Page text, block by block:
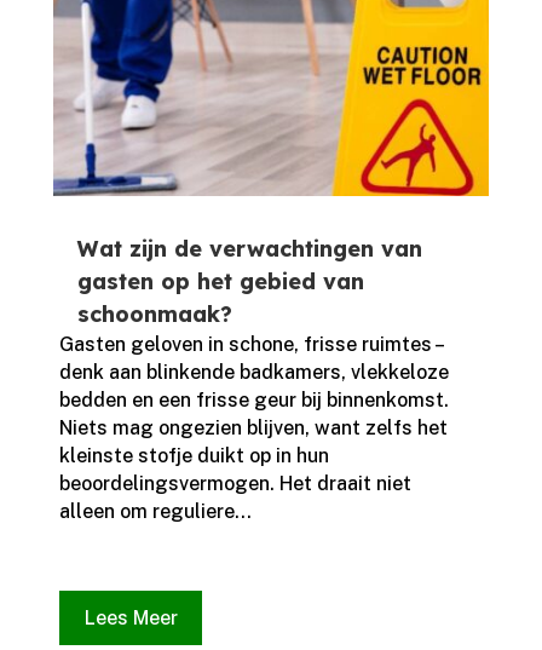
Wat zijn de verwachtingen van
gasten op het gebied van
schoonmaak?
Gasten geloven in schone, frisse ruimtes –
denk aan blinkende badkamers, vlekkeloze
bedden en een frisse geur bij binnenkomst.​
Niets mag ongezien blijven, want zelfs het
kleinste stofje duikt op in hun
beoordelingsvermogen.​ Het draait niet
alleen om reguliere...
Lees Meer